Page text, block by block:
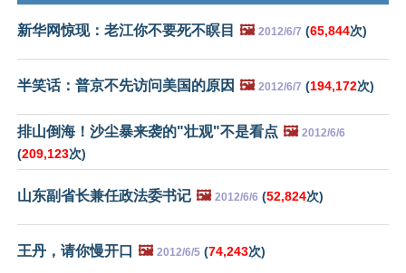
新华网惊现：老江你不要死不瞑目 🖼️ 2012/6/7 (65,844次)
半笑话：普京不先访问美国的原因 🖼️ 2012/6/7 (194,172次)
排山倒海！沙尘暴来袭的"壮观"不是看点 🖼️ 2012/6/6
(209,123次)
山东副省长兼任政法委书记 🖼️ 2012/6/6 (52,824次)
王丹，请你慢开口 🖼️ 2012/6/5 (74,243次)